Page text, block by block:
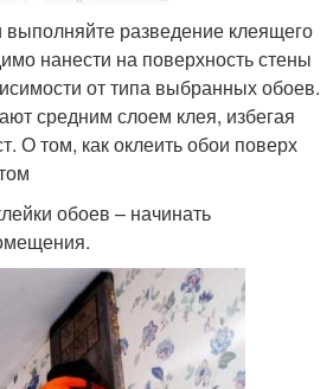
выполняйте разведение клеящего
нанести на поверхность стены
от типа выбранных обоев.
средним слоем клея, избегая
О том, как оклеить обои поверх
обоев – начинать